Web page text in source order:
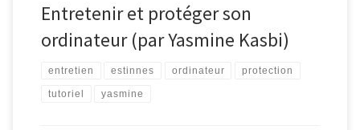
Entretenir et protéger son
ordinateur (par Yasmine Kasbi)
entretien estinnes ordinateur protection
tutoriel yasmine